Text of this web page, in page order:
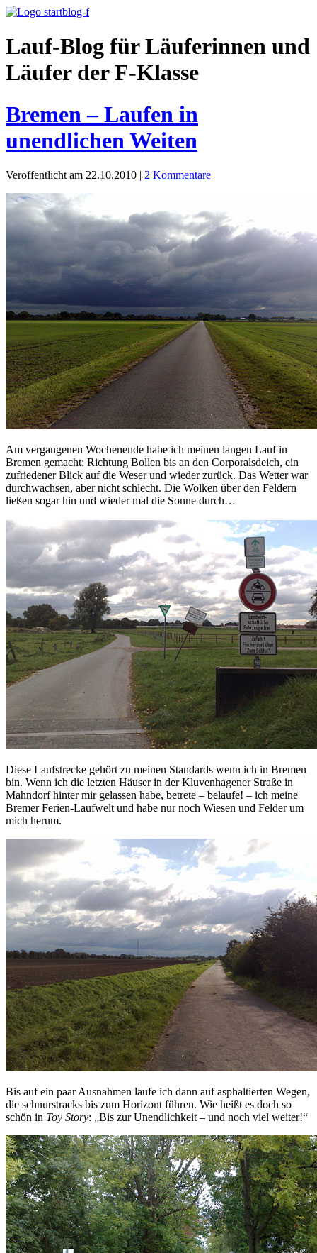
Lauf-Blog für Läuferinnen und
Läufer der F-Klasse
Bremen – Laufen in
unendlichen Weiten
Veröffentlicht am 22.10.2010 | 2 Kommentare
Am vergangenen Wochenende habe ich meinen langen Lauf in
Bremen gemacht: Richtung Bollen bis an den Corporalsdeich, ein
zufriedener Blick auf die Weser und wieder zurück. Das Wetter war
durchwachsen, aber nicht schlecht. Die Wolken über den Feldern
ließen sogar hin und wieder mal die Sonne durch…
Diese Laufstrecke gehört zu meinen Standards wenn ich in Bremen
bin. Wenn ich die letzten Häuser in der Kluvenhagener Straße in
Mahndorf hinter mir gelassen habe, betrete – belaufe! – ich meine
Bremer Ferien-Laufwelt und habe nur noch Wiesen und Felder um
mich herum.
Bis auf ein paar Ausnahmen laufe ich dann auf asphaltierten Wegen,
die schnurstracks bis zum Horizont führen. Wie heißt es doch so
schön in Toy Story: „Bis zur Unendlichkeit – und noch viel weiter!“